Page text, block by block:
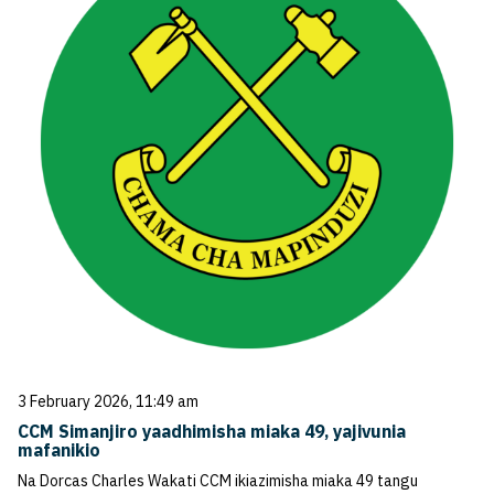
3 February 2026, 11:49 am
CCM Simanjiro yaadhimisha miaka 49, yajivunia
mafanikio
Na Dorcas Charles Wakati CCM ikiazimisha miaka 49 tangu